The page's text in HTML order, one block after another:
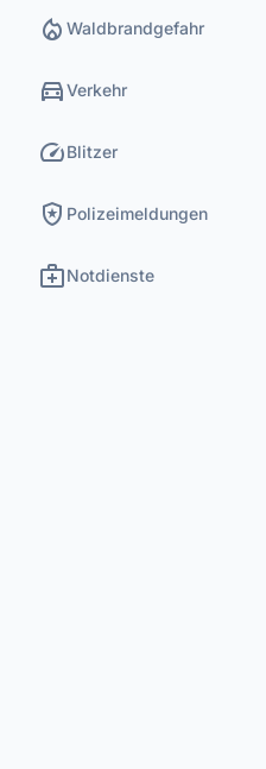
local_fire_department Waldbrandgefahr
directions_carVerkehr
speedBlitzer
local_police Polizeimeldungen
medical_servicesNotdienste